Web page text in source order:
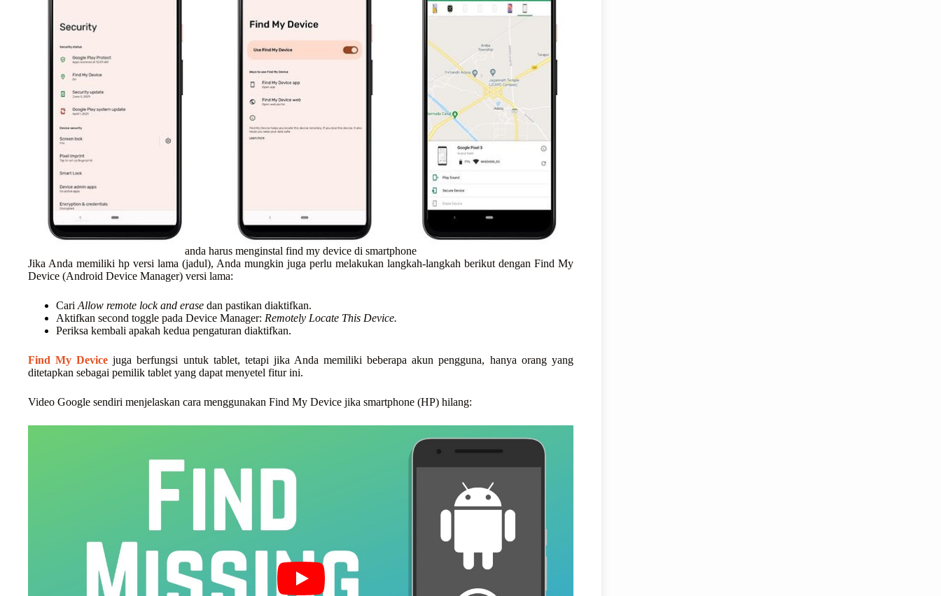
anda harus menginstal find my device di smartphone
Jika Anda memiliki hp versi lama (jadul), Anda mungkin juga perlu melakukan langkah-langkah berikut dengan Find My
Device (Android Device Manager) versi lama:
Cari Allow remote lock and erase dan pastikan diaktifkan.
Aktifkan second toggle pada Device Manager: Remotely Locate This Device.
Periksa kembali apakah kedua pengaturan diaktifkan.
Find My Device juga berfungsi untuk tablet, tetapi jika Anda memiliki beberapa akun pengguna, hanya orang yang
ditetapkan sebagai pemilik tablet yang dapat menyetel fitur ini.
Video Google sendiri menjelaskan cara menggunakan Find My Device jika smartphone (HP) hilang: